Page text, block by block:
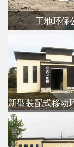
工地环保